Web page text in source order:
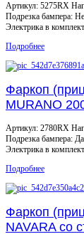
Артикул: 5275RX
Подрезка бампера:
Электрика в
Подробнее
Фаркоп
MURANO
Артикул: 2780RX
Подрезка бампера:
Электрика в
Подробнее
Фаркоп
NAVARA со